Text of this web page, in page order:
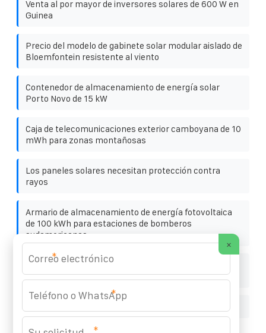
Venta al por mayor de inversores solares de 600 W en
Guinea
Precio del modelo de gabinete solar modular aislado de
Bloemfontein resistente al viento
Contenedor de almacenamiento de energía solar
Porto Novo de 15 kW
Caja de telecomunicaciones exterior camboyana de 10
mWh para zonas montañosas
Los paneles solares necesitan protección contra
rayos
Armario de almacenamiento de energía fotovoltaica
de 100 kWh para estaciones de bomberos
sudamericanas
Contenedor solar móvil para exteriores con
alimentación de 10 000 mAh
×
*
*
*